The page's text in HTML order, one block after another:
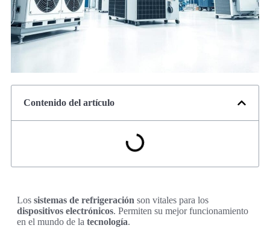
Contenido del artículo
Los sistemas de refrigeración son vitales para los
dispositivos electrónicos. Permiten su mejor funcionamiento
en el mundo de la tecnología.